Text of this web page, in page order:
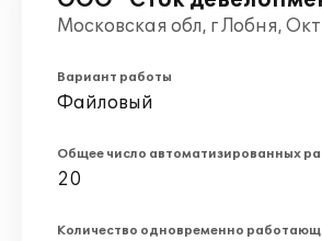
Московская обл, г Лобня,
Вариант работы
Файловый
Общее число автоматизированных
20
Количество одновременно